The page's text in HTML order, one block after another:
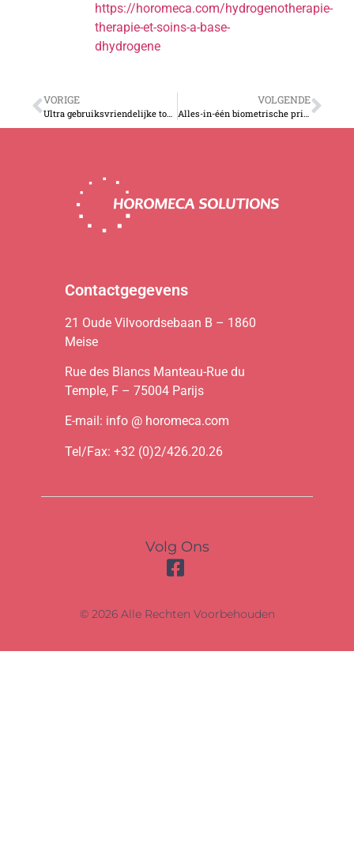
https://horomeca.com/hydrogenotherapie-
therapie-et-soins-a-base-
dhydrogene
VORIGE
Ultra gebruiksvriendelijke toegangscontrole
VOLGENDE
Alles-in-één biometrische prikklok
Contactgegevens
21 Oude Vilvoordsebaan B – 1860
Meise
Rue des Blancs Manteau-Rue du
Temple, F – 75004 Parijs
E-mail: info @ horomeca.com
Tel/Fax: +32 (0)2/426.20.26
Volg Ons
© 2026 Alle Rechten Voorbehouden